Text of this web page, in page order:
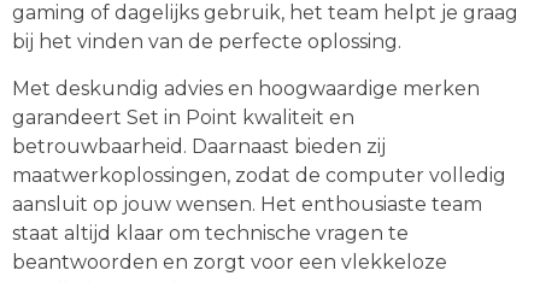
gaming of dagelijks gebruik, het team helpt je graag
bij het vinden van de perfecte oplossing.
Met deskundig advies en hoogwaardige merken
garandeert Set in Point kwaliteit en
betrouwbaarheid. Daarnaast bieden zij
maatwerkoplossingen, zodat de computer volledig
aansluit op jouw wensen. Het enthousiaste team
staat altijd klaar om technische vragen te
beantwoorden en zorgt voor een vlekkeloze